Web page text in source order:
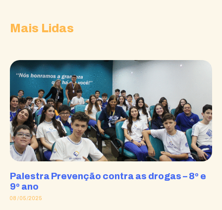
Mais Lidas
Palestra Prevenção contra as drogas – 8º e
9º ano
08/05/2025